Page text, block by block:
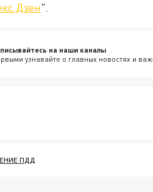
".
на наши каналы
узнавайте о главных новостях и
ПДД